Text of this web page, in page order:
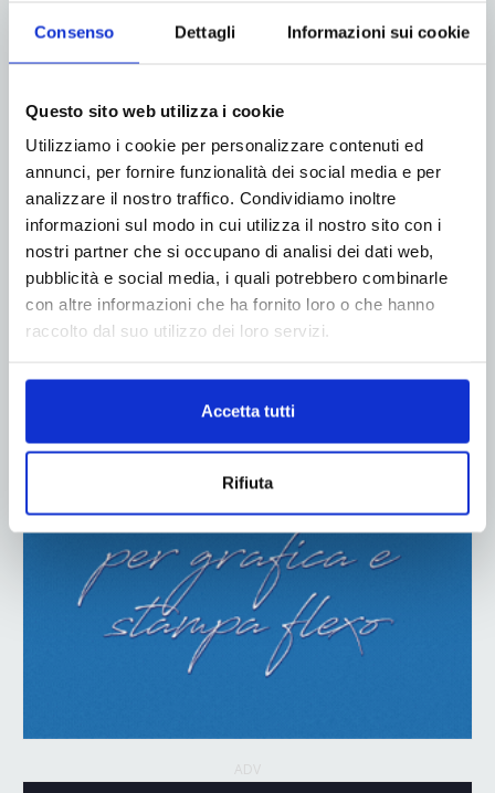
Consenso Dettagli Informazioni sui cookie
Questo sito web utilizza i cookie
Utilizziamo i cookie per personalizzare contenuti ed
annunci, per fornire funzionalità dei social media e per
analizzare il nostro traffico. Condividiamo inoltre
informazioni sul modo in cui utilizza il nostro sito con i
nostri partner che si occupano di analisi dei dati web,
pubblicità e social media, i quali potrebbero combinarle
con altre informazioni che ha fornito loro o che hanno
raccolto dal suo utilizzo dei loro servizi.
Accetta tutti
Rifiuta